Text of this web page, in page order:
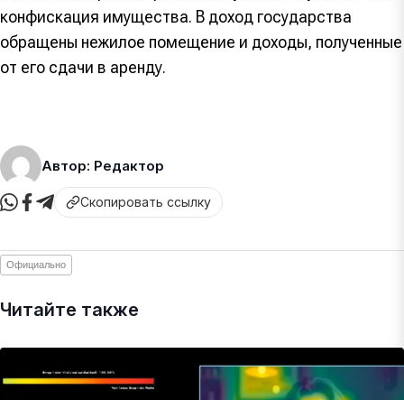
конфискация имущества. В доход государства
обращены нежилое помещение и доходы, полученные
от его сдачи в аренду.
Автор: Редактор
Скопировать ссылку
Официально
Читайте также